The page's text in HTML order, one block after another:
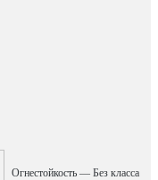
Огнестойкость — Без класса